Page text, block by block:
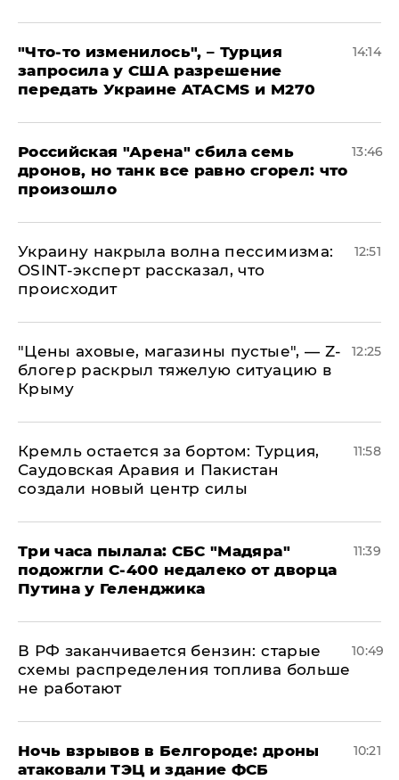
​"Что-то изменилось", – Турция
запросила у США разрешение
передать Украине ATACMS и M270
14:14
​Российская "Арена" сбила семь
дронов, но танк все равно сгорел: что
произошло
13:46
​Украину накрыла волна пессимизма:
OSINT-эксперт рассказал, что
происходит
12:51
​"Цены аховые, магазины пустые", — Z-
блогер раскрыл тяжелую ситуацию в
Крыму
12:25
​Кремль остается за бортом: Турция,
Саудовская Аравия и Пакистан
создали новый центр силы
11:58
Три часа пылала: СБС "Мадяра"
подожгли С-400 недалеко от дворца
Путина у Геленджика
11:39
​В РФ заканчивается бензин: старые
схемы распределения топлива больше
не работают
10:49
​Ночь взрывов в Белгороде: дроны
атаковали ТЭЦ и здание ФСБ
10:21